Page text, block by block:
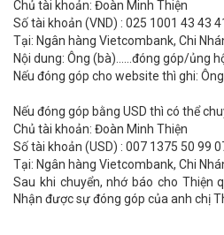
Chủ tài khoản: Đoàn Minh Thiện
Số tài khoản (VND) : 025 1001 43 43
Tại: Ngân hàng Vietcombank, Chi
Nội dung: Ông (bà)......đóng góp/ủng
Nếu đóng góp cho website thì ghi:
Nếu đóng góp bằng USD thì có thể
Chủ tài khoản: Đoàn Minh Thiện
Số tài khoản (USD) : 007 1375 50 99
Tại: Ngân hàng Vietcombank, Chi
Sau khi chuyển, nhớ báo cho Thiện
Nhận được sự đóng góp của anh chị